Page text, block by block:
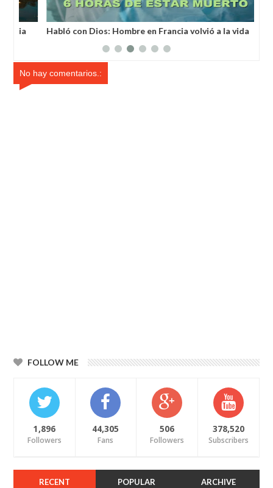
Habló con Dios: Hombre en Francia volvió a la vida
No hay comentarios.:
FOLLOW ME
1,896
Followers
44,305
Fans
506
Followers
378,520
Subscribers
RECENT POPULAR ARCHIVE